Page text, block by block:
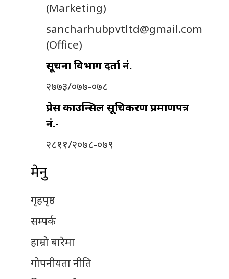
(Marketing)
sancharhubpvtltd@gmail.com
(Office)
सूचना विभाग दर्ता नं.
२७७३/०७७-०७८
प्रेस काउन्सिल सूचिकरण प्रमाणपत्र
नं.-
२८११/२०७८-०७९
मेनु
गृहपृष्ठ
सम्पर्क
हाम्रो बारेमा
गोपनीयता नीति